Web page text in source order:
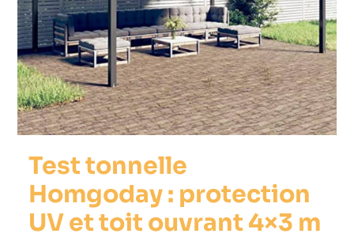
Test tonnelle
Homgoday : protection
UV et toit ouvrant 4×3 m